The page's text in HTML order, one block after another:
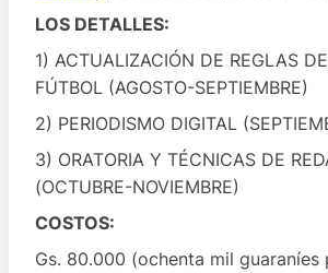
LOS DETALLES:
1) ACTUALIZACIÓN DE REGLAS
FÚTBOL (AGOSTO-SEPTIEMBRE)
2) PERIODISMO DIGITAL
3) ORATORIA Y TÉCNICAS DE
(OCTUBRE-NOVIEMBRE)
COSTOS:
Gs. 80.000 (ochenta mil